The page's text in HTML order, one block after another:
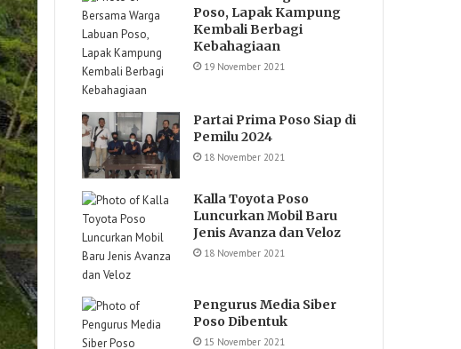
Poso, Lapak Kampung
Kembali Berbagi
Kebahagiaan
19 November 2021
Partai Prima Poso Siap di
Pemilu 2024
18 November 2021
Kalla Toyota Poso
Luncurkan Mobil Baru
Jenis Avanza dan Veloz
18 November 2021
Pengurus Media Siber
Poso Dibentuk
15 November 2021